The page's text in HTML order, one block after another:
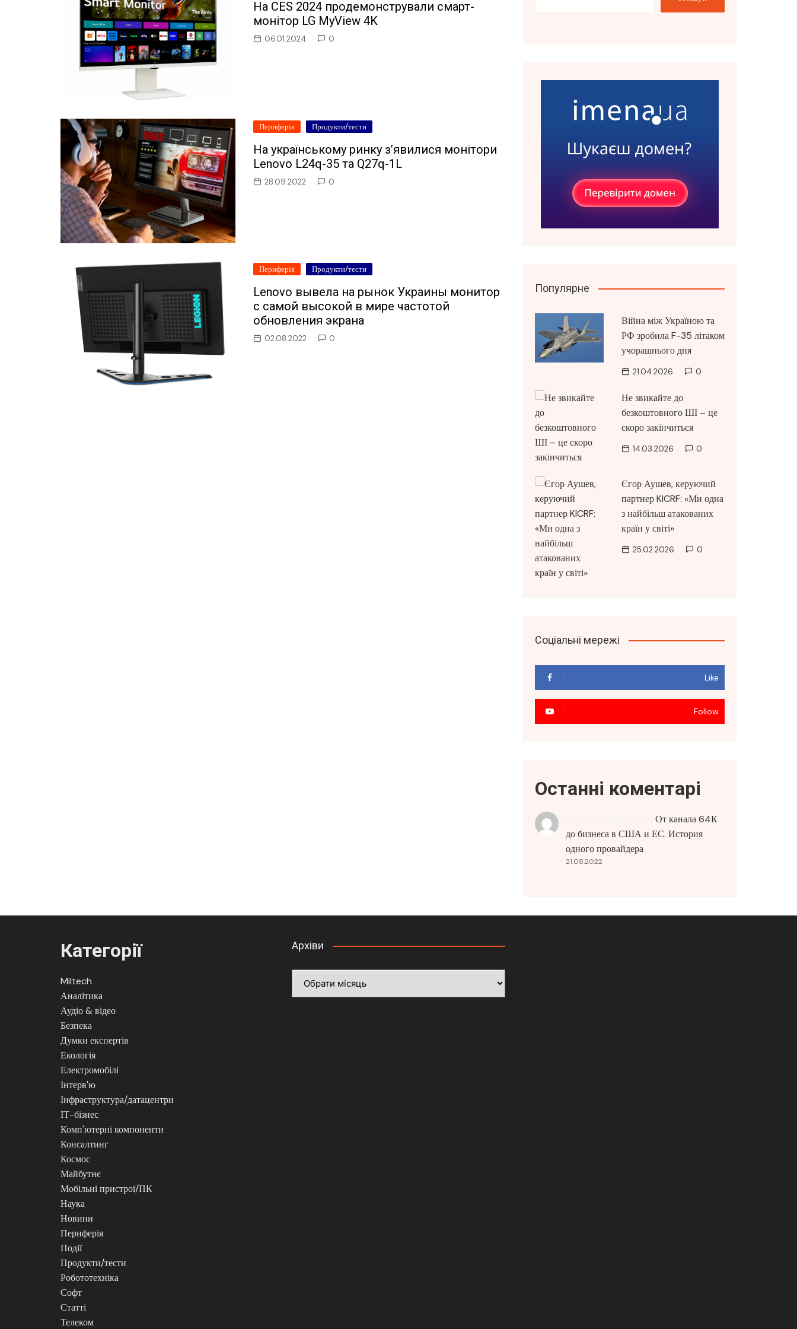
ІТ-бізнес
Консалтинг
Майбутнє
Периферія
Софт
Телеком
Технології
Фінтех
На CES 2024 продемонстрували смарт-
монітор LG MyView 4K
06.01.2024 0
Периферія Продукти/тести
На українському ринку з’явилися монітори
Lenovo L24q-35 та Q27q-1L
28.09.2022 0
Периферія Продукти/тести
Lenovo вывела на рынок Украины монитор
с самой высокой в мире частотой
обновления экрана
02.08.2022 0
Популярне
Війна між Україною та
РФ зробила F-35 літаком
учорашнього дня
21.04.2026 0
Не звикайте до
безкоштовного ШІ – це
скоро закінчиться
14.03.2026 0
Єгор Аушев, керуючий
партнер KICRF: «Ми одна
з найбільш атакованих
країн у світі»
25.02.2026 0
Соціальні мережі
Like
Follow
Останні коментарі
От канала 64К
до бизнеса в США и ЕС. История
одного провайдера
21.08.2022
Категорії
Miltech
Аналітика
Аудіо & відео
Безпека
Думки експертів
Екологія
Електромобілі
Інтерв'ю
Інфраструктура/датацентри
ІТ-бізнес
Комп'ютерні компоненти
Консалтинг
Космос
Майбутнє
Мобільні пристрої/ПК
Наука
Новини
Периферія
Події
Продукти/тести
Робототехніка
Софт
Статті
Телеком
Архіви